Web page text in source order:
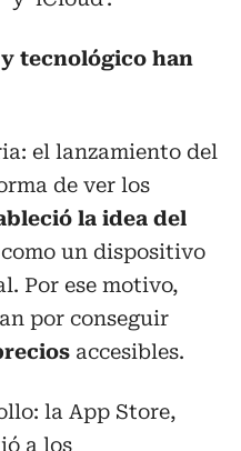
tecnológico han
el lanzamiento del
de ver los
la idea del
como un dispositivo
Por ese motivo,
por conseguir
accesibles.
la App Store,
a los